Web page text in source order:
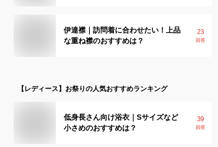
伊達襟｜訪問着に合わせたい！上品
な重ね襟のおすすめは？
23
回答
【レディース】 お祭りの人気おすすめランキング
低身長さん向け浴衣｜Sサイズなど
小さめのおすすめは？
39
回答